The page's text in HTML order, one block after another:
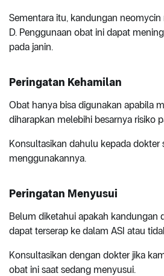
Sementara itu, kandungan
D. Penggunaan obat ini dapat
pada janin.
Peringatan Kehamilan
Obat hanya bisa digunakan apabila
diharapkan melebihi besarnya risiko
Konsultasikan dahulu kepada dokter
menggunakannya.
Peringatan Menyusui
Belum diketahui apakah kandungan
dapat terserap ke dalam ASI atau
Konsultasikan dengan dokter jika
obat ini saat sedang menyusui.